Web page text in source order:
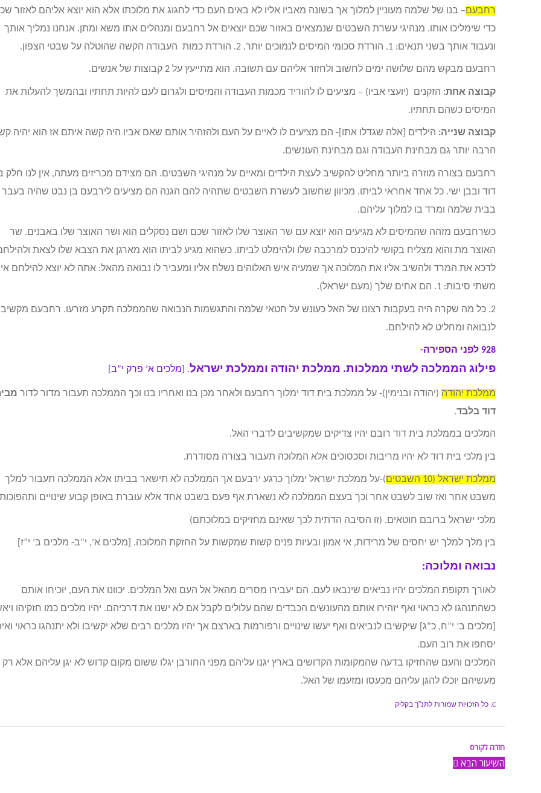
רחבעם– בנו של שלמה מעוניין למלוך אך בשונה מאביו אליו לא באים העם כדי לחגוג את מלוכתו אלא הוא יוצא אליהם לאזור
כדי שימליכו אותו. מנהיגי עשרת השבטים שנמצאים באזור שכם יוצאים אל רחבעם ומנהלים אתו משא ומתן. אנחנו נמליך אותך
ונעבוד אותך בשני תנאים: 1. הורדת סכומי המיסים לנמוכים יותר. 2. הורדת כמות העבודה הקשה שהוטלה על שבטי הצפון.
רחבעם מבקש מהם שלושה ימים לחשוב ולחזור אליהם עם תשובה. הוא מתייעץ על 2 קבוצות של אנשים.
קבוצה אחת: הזקנים (יועצי אביו) – מציעים לו להוריד מכמות העבודה והמיסים ולגרום לעם להיות תחתיו ובהמשך להעלות את
המיסים כשהם תחתיו.
קבוצה שנייה: הילדים [אלה שגדלו אתו]- הם מציעים לו לאיים על העם ולהזהיר אותם שאם אביו היה קשה איתם אז הוא יהיה
הרבה יותר גם מבחינת העבודה וגם מבחינת העונשים.
רחבעם בצורה מוזרה ביותר מחליט להקשיב לעצת הילדים ומאיים על מנהיגי השבטים. הם מצידם מכריזים מעתה, אין לנו חלק
דוד ובבן ישי. כל אחד אחראי לביתו. מכיוון שחשוב לעשרת השבטים שתהיה להם הגנה הם מציעים לירבעם בן נבט שהיה
בבית שלמה ומרד בו למלוך עליהם.
כשרחבעם מזהה שהמיסים לא מגיעים הוא יוצא עם שר האוצר שלו לאזור שכם ושם נסקלים הוא ושר האוצר שלו באבנים. שר
האוצר מת והוא מצליח בקושי להיכנס למרכבה שלו ולהימלט לביתו. כשהוא מגיע לביתו הוא מארגן את הצבא שלו לצאת
לדכא את המרד ולהשיב אליו את המלוכה אך שמעיה איש האלוהים נשלח אליו ומעביר לו נבואה מהאל: אתה לא יוצא להילחם
משתי סיבות: 1. הם אחים שלך (מעם ישראל).
2. כל מה שקרה היה בעקבות רצונו של האל כעונש על חטאי שלמה והתגשמות הנבואה שהממלכה תקרע מזרעו. רחבעם מקשיב
לנבואה ומחליט לא להילחם.
928 לפני הספירה-
פילוג הממלכה לשתי ממלכות. ממלכת יהודה וממלכת ישראל. [מלכים א’ פרק י”ב]
ממלכת יהודה (יהודה ובנימין)- על ממלכת בית דוד ימלוך רחבעם ולאחר מכן בנו ואחריו בנו וכך הממלכה תעבור מדור לדור
דוד בלבד.
המלכים בממלכת בית דוד רובם יהיו צדיקים שמקשיבים לדברי האל.
בין מלכי בית דוד לא יהיו מריבות וסכסוכים אלא המלוכה תעבור בצורה מסודרת.
ממלכת ישראל (10 השבטים
)-על ממלכת ישראל ימלוך כרגע ירבעם אך הממלכה לא תישאר בביתו אלא הממלכה תעבור למלך
משבט אחר ואז שוב לשבט אחר וכך בעצם הממלכה לא נשארת אף פעם בשבט אחד אלא עוברת באופן קבוע שינויים
מלכי ישראל ברובם חוטאים. (זו הסיבה הדתית לכך שאינם מחזיקים במלוכתם)
בין מלך למלך יש יחסים של מרידות, אי אמון ובעיות פנים קשות שמקשות על החזקת המלוכה. [מלכים א’, י”ב- מלכים ב’ י”ז]
נבואה ומלוכה:
לאורך תקופת המלכים יהיו נביאים שינבאו לעם. הם יעבירו מסרים מהאל אל העם ואל המלכים. יכוונו את העם, יוכיחו אותם
כשהתנהגו לא כראוי ואף יזהירו אותם מהעונשים הכבדים שהם עלולים לקבל אם לא ישנו את דרכיהם. יהיו מלכים כמו חזקיהו
[מלכים ב’ י”ח, כ”ג] שיקשיבו לנביאים ואף יעשו שינויים ורפורמות בארצם אך יהיו מלכים רבים שלא יקשיבו ולא יתנהגו כראוי
יסחפו את רוב העם.
המלכים והעם שהחזיקו בדעה שהמקומות הקדושים בארץ יגנו עליהם מפני החורבן יגלו ששום מקום קדוש לא יגן עליהם אלא רק
מעשיהם יוכלו להגן עליהם מכעסו ומזעמו של האל.
C. כל הזכויות שמורות לתנ”ך בקליק
חזרה לקורס
השיעור הבא